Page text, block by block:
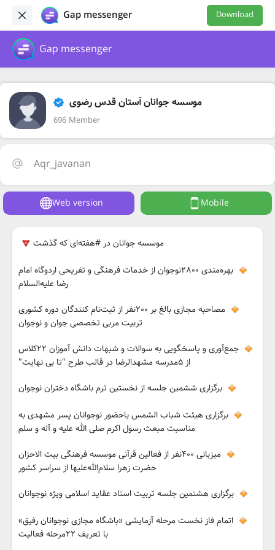
Gap messenger Download
Gap messenger
موسسه جوانان آستان قدس رضوی
696 Member
Aqr_javanan
Web version Mobile
موسسه جوانان در #هفته‌ای که گذشت
بهره‌مندی ٢٨٠٠نوجوان از خدمات فرهنگی و تفریحی اردوگاه امام
رضا علیه‌السلام
مصاحبه مجازی بالغ بر ٢٠٠نفر از ثبت‌نام کنندگان دوره کشوری
تربیت مربی تخصصی جوان و نوجوان
جمع‌آوری و پاسخگویی به سوالات و شبهات دانش آموزان ٢٢کلاس
از ۵مدرسه مشهدالرضا در قالب طرح "تا بی نهایت"
برگزاری ششمین جلسه از نخستین ترم باشگاه دختران نوجوان
برگزاری هیئت شباب الشمس باحضور نوجوانان پسر مشهدی به
مناسبت مبعث رسول اکرم صلی الله علیه و آله‌ و‌ سلم
میزبانی ۴٠٠نفر از فعالین قرآنی موسسه فرهنگی بیت الاحزان
حضرت زهرا سلام‌الله‌علیها از سراسر کشور
برگزاری هشتمین جلسه تربیت استاد عقاید اسلامی ویژه نوجوانان
اتمام فاز نخست مرحله آزمایشی «باشگاه مجازی نوجوانان رفیق»
با تعریف ٢٢مرحله فعالیت